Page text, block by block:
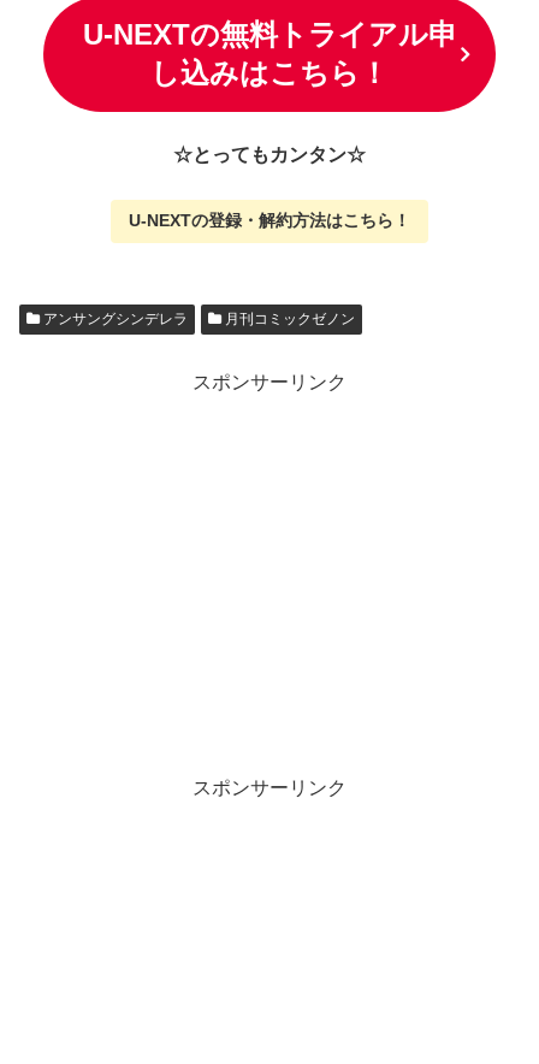
U-NEXTの無料トライアル申
し込みはこちら！
☆とってもカンタン☆
U-NEXTの登録・解約方法はこちら ！
アンサングシンデレラ 月刊コミックゼノン
スポンサーリンク
スポンサーリンク